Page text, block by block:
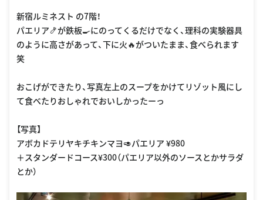
新宿ルミネスト の7階！
パエリア🍤が鉄板🍳にのってくるだけでなく、理科の実験器具
のように高さがあって、下に火🔥がついたまま、食べられます
笑
おこげができたり、写真左上のスープをかけてリゾット風にし
て食べたりおしゃれでおいしかったーっ
【写真】
アボカドテリヤキチキンマヨ🥑パエリア ¥980
＋スタンダードコース¥300（パエリア以外のソースとかサラダ
とか）